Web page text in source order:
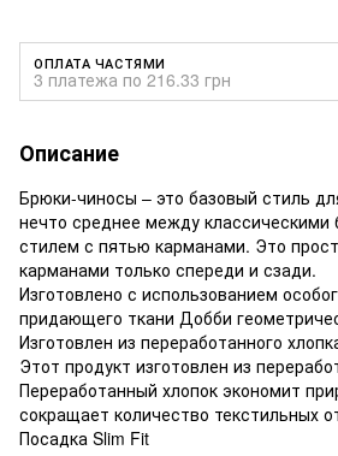
ОПЛАТА ЧАСТЯМИ
3 платежа по 216.33 грн
Описание
Брюки-чиносы – это базовый стиль
нечто среднее между
стилем с пятью карманами. Это
карманами только спереди и сзади.
Изготовлено с использованием
придающего ткани Добби
Изготовлен из переработанного
Этот продукт изготовлен из
Переработанный хлопок экономит
сокращает количество текстильных
Посадка Slim Fit